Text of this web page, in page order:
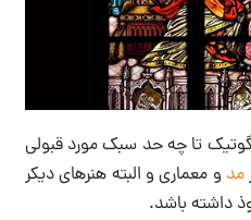
تا چه حد سبک مورد قبولی
مد و معماری و البته هنرهای دیکر
داشته باشد.